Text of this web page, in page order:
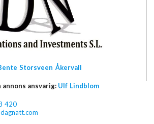
Storsveen Åkervall
ansvarig: Ulf Lindblom
420